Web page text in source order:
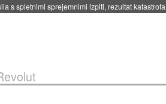
razvija svojo raketo za večkratno uporabo::4.